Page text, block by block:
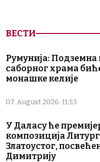
ВЕСТИ
Румунија:
саборног храма
монашке келије
07. August 2026. 11:53
У Даласу ће
композиција
Златоустог,
Димитрију